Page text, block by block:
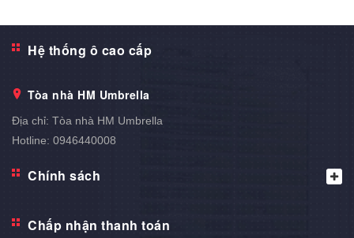
Hệ thống ô cao cấp
Tòa nhà HM Umbrella
Địa chỉ: Tòa nhà HM Umbrella
Hotline: 0946440008
Chính sách
Chấp nhận thanh toán